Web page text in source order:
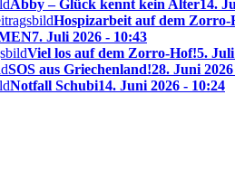
Abby – Glück kennt kein Alter14.
Hospizarbeit auf dem Zorro-
7. Juli 2026 - 10:43
Viel los auf dem Zorro-Hof!5.
SOS aus Griechenland!28. Juni
Notfall Schubi14. Juni 2026 - 10:24